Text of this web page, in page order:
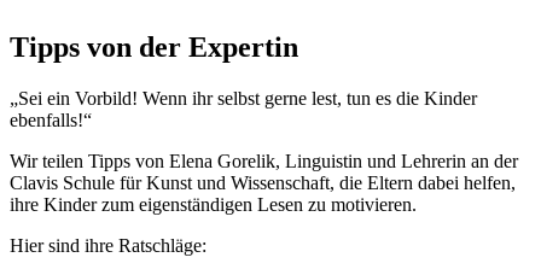
Tipps von der Expertin
„Sei ein Vorbild! Wenn ihr selbst gerne lest, tun es die Kinder
ebenfalls!“
Wir teilen Tipps von Elena Gorelik, Linguistin und Lehrerin an der
Clavis Schule für Kunst und Wissenschaft, die Eltern dabei helfen,
ihre Kinder zum eigenständigen Lesen zu motivieren.
Hier sind ihre Ratschläge: